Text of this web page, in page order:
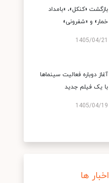
بازگشت «کنکل»، «بامداد
خمار» و «شفرونی»
1405/04/21
آغاز دوباره فعالیت سینماها
با یک فیلم جدید
1405/04/19
اخبار ها